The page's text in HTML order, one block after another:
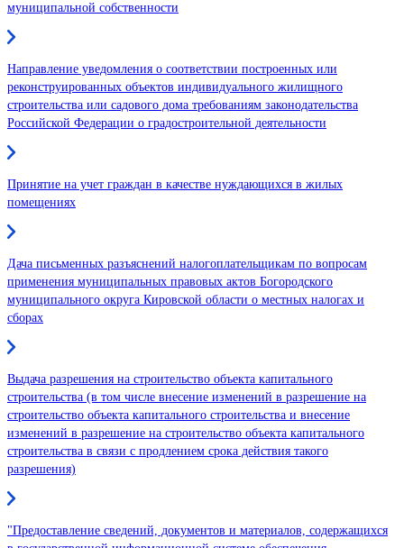
муниципальной собственности
Направление уведомления о соответствии построенных или
реконструированных объектов индивидуального жилищного
строительства или садового дома требованиям законодательства
Российской Федерации о градостроительной деятельности
Принятие на учет граждан в качестве нуждающихся в жилых
помещениях
Дача письменных разъяснений налогоплательщикам по вопросам
применения муниципальных правовых актов Богородского
муниципального округа Кировской области о местных налогах и
сборах
Выдача разрешения на строительство объекта капитального
строительства (в том числе внесение изменений в разрешение на
строительство объекта капитального строительства и внесение
изменений в разрешение на строительство объекта капитального
строительства в связи с продлением срока действия такого
разрешения)
"Предоставление сведений, документов и материалов, содержащихся